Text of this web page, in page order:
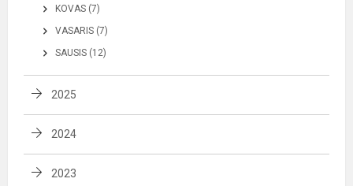
KOVAS (7)
VASARIS (7)
SAUSIS (12)
2025
2024
2023